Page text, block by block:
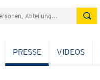
PRESSE VIDEOS